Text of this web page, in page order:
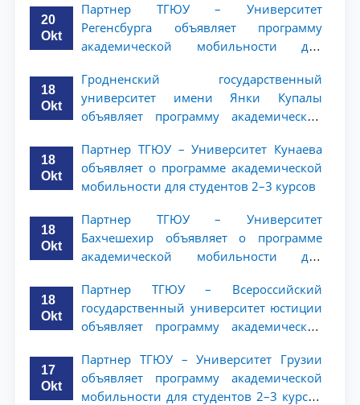
20
Okt
Партнер ТГЮУ – Университет
Регенсбурга объявляет программу
академической мобильности для
18
Okt
Гродненский государственный
университет имени Янки Купалы
объявляет программу академической
ТГЮУ
18
Okt
Партнер ТГЮУ – Университет Кунаева
объявляет о программе академической
мобильности для студентов 2–3 курсов
18
Okt
Партнер ТГЮУ – Университет
Бахчешехир объявляет о программе
академической мобильности для
18
Okt
Партнер ТГЮУ – Всероссийский
государственный университет юстиции
объявляет программу академической
ТГЮУ
17
Okt
Партнер ТГЮУ – Университет Грузии
объявляет программу академической
мобильности для студентов 2–3 курсов